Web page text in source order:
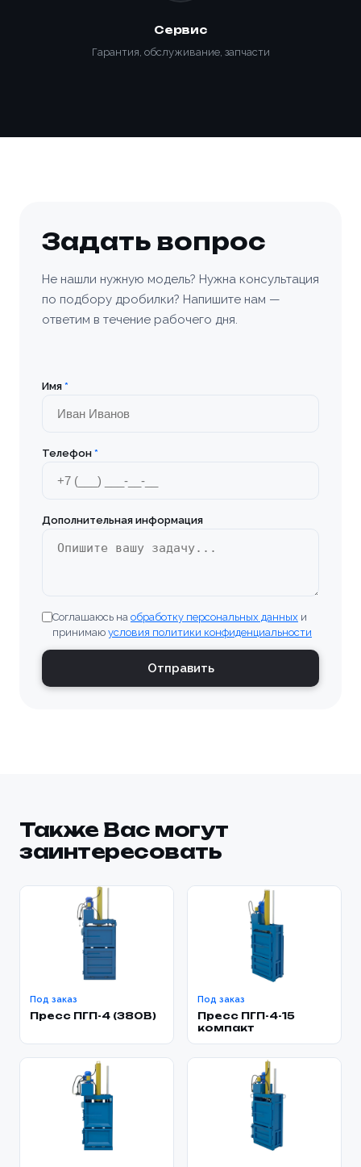
Сервис
Гарантия, обслуживание, запчасти
Задать вопрос
Не нашли нужную модель? Нужна консультация
по подбору дробилки? Напишите нам —
ответим в течение рабочего дня.
Имя *
Телефон *
Дополнительная информация
Соглашаюсь на обработку персональных данных и
принимаю условия политики конфиденциальности
Отправить
Также Вас могут
заинтересовать
Под заказ
Пресс ПГП-4 (380В)
Под заказ
Пресс ПГП-4-15
компакт